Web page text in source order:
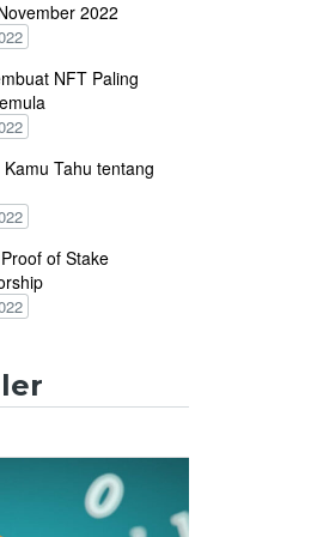
2022
NFT Paling
Tahu tentang
of Stake